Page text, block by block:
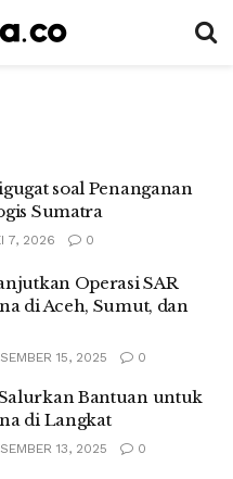
soal Penanganan
Sumatra
7, 2026 0
Operasi SAR
di Aceh, Sumut, dan
15, 2025 0
Bantuan untuk
di Langkat
13, 2025 0